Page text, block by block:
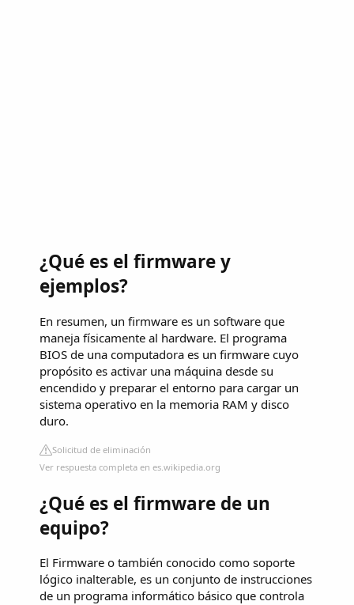
¿Qué es el firmware y
ejemplos?
En resumen, un firmware es un software que
maneja físicamente al hardware. El programa
BIOS de una computadora es un firmware cuyo
propósito es activar una máquina desde su
encendido y preparar el entorno para cargar un
sistema operativo en la memoria RAM y disco
duro.
Solicitud de eliminación
Ver respuesta completa en es.wikipedia.org
¿Qué es el firmware de un
equipo?
El Firmware o también conocido como soporte
lógico inalterable, es un conjunto de instrucciones
de un programa informático básico que controla